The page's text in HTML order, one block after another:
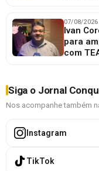
07/08/2026
Ivan
para
com
Siga o Jornal
Nos acompanhe também
Instagram
TikTok